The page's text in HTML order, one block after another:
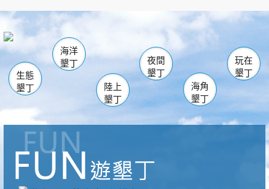
南仁湖
海生館
恆春 佳樂水
龍鑾潭自然中心 森林遊樂區
瓊麻館
關山 墾管處遊客中心
社頂公園 風吹沙
船帆石
白砂 龍磐公園
香蕉灣
砂島
鵝鑾鼻
生態
墾丁
海洋
墾丁
陸上
墾丁
夜間
墾丁
海角
墾丁
玩在
墾丁